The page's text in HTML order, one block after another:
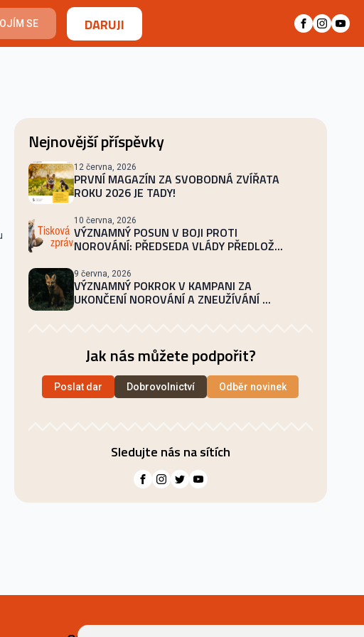
SE DARUJI
Nejnovější příspěvky
12 června, 2026
PRVNÍ MAGAZÍN ZA SVOBODNÁ ZVÍŘATA
ROKU 2026 JE TADY!
10 června, 2026
VÝZNAMNÝ POSUN V BOJI PROTI
NOROVÁNÍ: PŘEDSEDA VLÁDY PŘEDLOŽ...
9 června, 2026
VÝZNAMNÝ POKROK V KAMPANI ZA
UKONČENÍ NOROVÁNÍ A ZNEUŽÍVÁNÍ ...
Jak nás můžete podpořit?
Poslat dar Dobrovolnictví Odběr novinek
Sledujte nás na sítích